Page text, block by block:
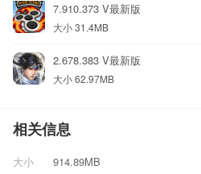
7.910.373 V最新版
大小 31.4MB
2.678.383 V最新版
大小 62.97MB
相关信息
大小
914.89MB